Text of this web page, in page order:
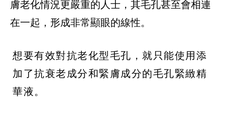
膚老化情況更嚴重的人士，其毛孔甚至會相連
在一起，形成非常顯眼的線性。
想要有效對抗老化型毛孔，就只能使用添
加了抗衰老成分和緊膚成分的毛孔緊緻精
華液。